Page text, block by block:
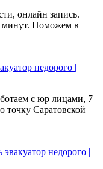
онлайн запись.
минут. Поможем в
недорого |
с юр лицами, 7
Саратовской
недорого |